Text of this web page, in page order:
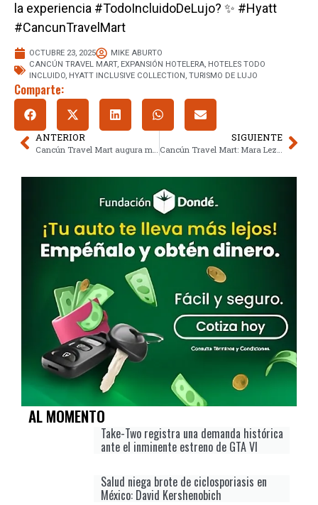
la experiencia #TodoIncluidoDeLujo? ✨ #Hyatt
#CancunTravelMart
OCTUBRE 23, 2025
MIKE ABURTO
CANCÚN TRAVEL MART, EXPANSIÓN HOTELERA, HOTELES TODO
INCLUIDO, HYATT INCLUSIVE COLLECTION, TURISMO DE LUJO
Comparte:
ANTERIOR SIGUIENTE
AL MOMENTO
Take-Two registra una demanda histórica
ante el inminente estreno de GTA VI
Salud niega brote de ciclosporiasis en
México: David Kershenobich